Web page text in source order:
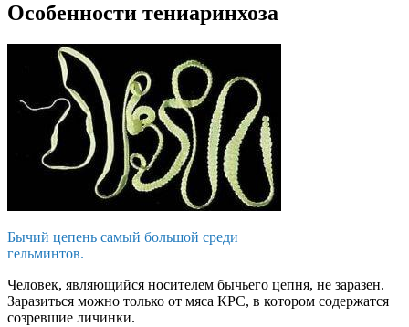
Особенности тениаринхоза
Бычий цепень самый большой среди
гельминтов.
Человек, являющийся носителем бычьего цепня, не заразен.
Заразиться можно только от мяса КРС, в котором содержатся
созревшие личинки.